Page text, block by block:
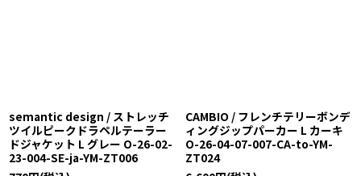
semantic design / ストレッチ
ツイルピークドラペルテーラー
ドジャケット L グレー O-26-02-
23-004-SE-ja-YM-ZT006
CAMBIO / フレンチテリーボンデ
ィングジップパーカー L カーキ
O-26-04-07-007-CA-to-YM-
ZT024